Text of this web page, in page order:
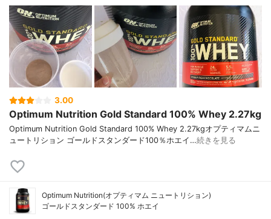
3.00
Optimum Nutrition Gold Standard 100% Whey 2.27kg
Optimum Nutrition Gold Standard 100% Whey 2.27kgオプティマムニ
ュートリション ゴールドスタンダード100％ホエイ…続きを見る
Optimum Nutrition(オプティマム ニュートリション)
ゴールドスタンダード 100% ホエイ